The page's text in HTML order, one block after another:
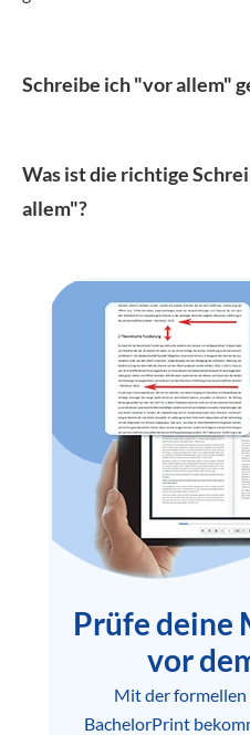
Schreibe ich "vor allem"
Was ist die richtige
allem"?
Prüfe deine
vor
Mit der
BachelorPrint